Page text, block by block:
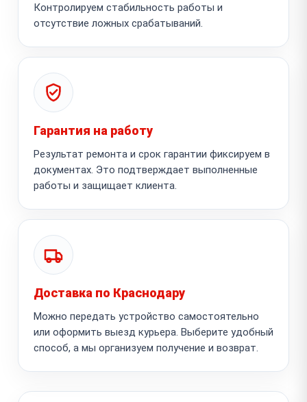
Контролируем стабильность работы и
отсутствие ложных срабатываний.
Гарантия на работу
Результат ремонта и срок гарантии фиксируем в
документах. Это подтверждает выполненные
работы и защищает клиента.
Доставка по Краснодару
Можно передать устройство самостоятельно
или оформить выезд курьера. Выберите удобный
способ, а мы организуем получение и возврат.